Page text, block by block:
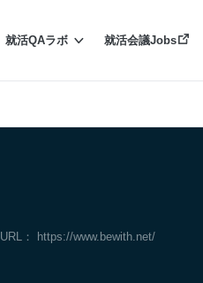
就活QAラボ 就活会議Jobs
URL： https://www.bewith.net/